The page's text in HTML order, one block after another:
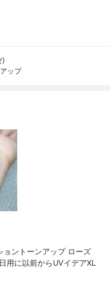
)
ップ
ョントーンアップ ローズ
用に以前からUVイデアXL